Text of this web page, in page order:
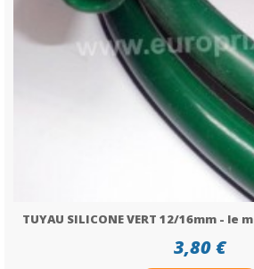
TUYAU SILICONE VERT 12/16mm - le m
3,80 €